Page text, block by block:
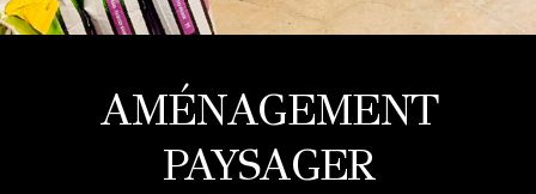
AMÉNAGEMENT
PAYSAGER